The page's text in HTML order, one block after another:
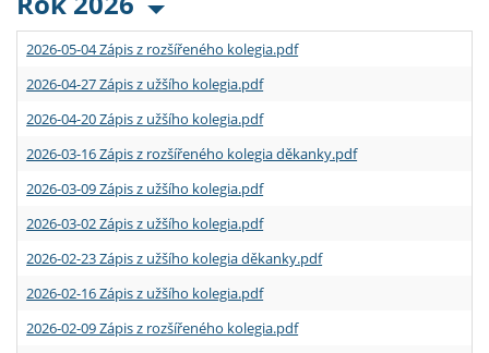
2026-05-04 Zápis z rozšířeného kolegia.pdf
2026-04-27 Zápis z užšího kolegia.pdf
2026-04-20 Zápis z užšího kolegia.pdf
2026-03-16 Zápis z rozšířeného kolegia děkanky.pdf
2026-03-09 Zápis z užšího kolegia.pdf
2026-03-02 Zápis z užšího kolegia.pdf
2026-02-23 Zápis z užšího kolegia děkanky.pdf
2026-02-16 Zápis z užšího kolegia.pdf
2026-02-09 Zápis z rozšířeného kolegia.pdf